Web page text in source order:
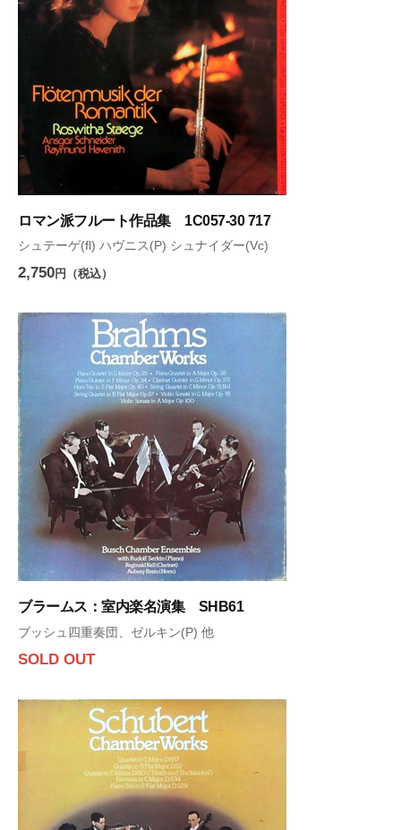
ロマン派フルート作品集 1C057-30 717
シュテーゲ(fl) ハヴニス(P) シュナイダー(Vc)
2,750円（税込）
ブラームス：室内楽名演集 SHB61
ブッシュ四重奏団、ゼルキン(P) 他
SOLD OUT